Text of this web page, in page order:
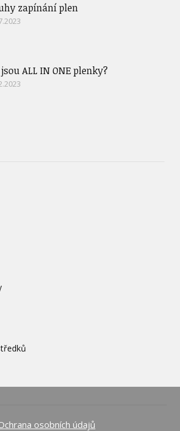
zapínání plen
jsou ALL IN ONE plenky?
osobních údajů